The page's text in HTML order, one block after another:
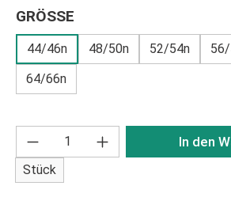
GRÖSSE
44/46n 48/50n 52/54n
64/66n
Produkt Anzahl: Gib den
Stück
In den